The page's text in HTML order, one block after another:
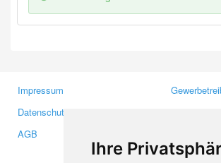
Ihre
Impressum
Datenschutzerklärung
AGB
Medien